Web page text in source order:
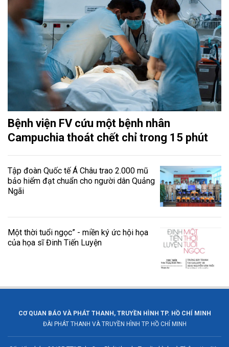
Bệnh viện FV cứu một bệnh nhân
Campuchia thoát chết chỉ trong 15 phút
Tập đoàn Quốc tế Á Châu trao 2.000 mũ
bảo hiểm đạt chuẩn cho người dân Quảng
Ngãi
Một thời tuổi ngọc” - miền ký ức hội họa
của họa sĩ Đinh Tiến Luyện
CƠ QUAN BÁO VÀ PHÁT THANH, TRUYỀN HÌNH TP. HỒ CHÍ MINH
ĐÀI PHÁT THANH VÀ TRUYỀN HÌNH TP. HỒ CHÍ MINH